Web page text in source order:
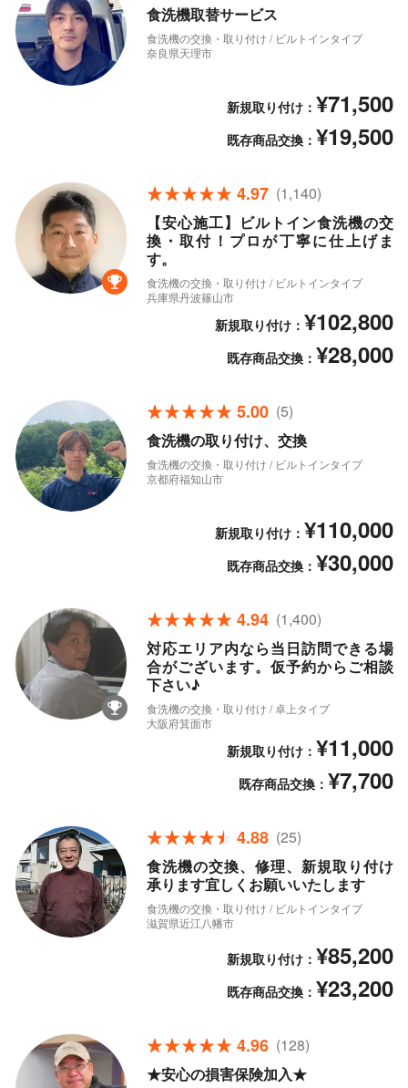
食洗機取替サービス
食洗機の交換・取り付け / ビルトインタイプ
奈良県天理市
新規取り付け： ¥71,500
既存商品交換： ¥19,500
4.97 (1,140)
【安心施工】ビルトイン食洗機の交
換・取付！プロが丁寧に仕上げま
す。
食洗機の交換・取り付け / ビルトインタイプ
兵庫県丹波篠山市
新規取り付け： ¥102,800
既存商品交換： ¥28,000
5.00 (5)
食洗機の取り付け、交換
食洗機の交換・取り付け / ビルトインタイプ
京都府福知山市
新規取り付け： ¥110,000
既存商品交換： ¥30,000
4.94 (1,400)
対応エリア内なら当日訪問できる場
合がございます。仮予約からご相談
下さい♪
食洗機の交換・取り付け / 卓上タイプ
大阪府箕面市
新規取り付け： ¥11,000
既存商品交換： ¥7,700
4.88 (25)
食洗機の交換、修理、新規取り付け
承ります宜しくお願いいたします
食洗機の交換・取り付け / ビルトインタイプ
滋賀県近江八幡市
新規取り付け： ¥85,200
既存商品交換： ¥23,200
4.96 (128)
★安心の損害保険加入★